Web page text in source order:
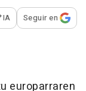
para
IA Seguir en
europarraren